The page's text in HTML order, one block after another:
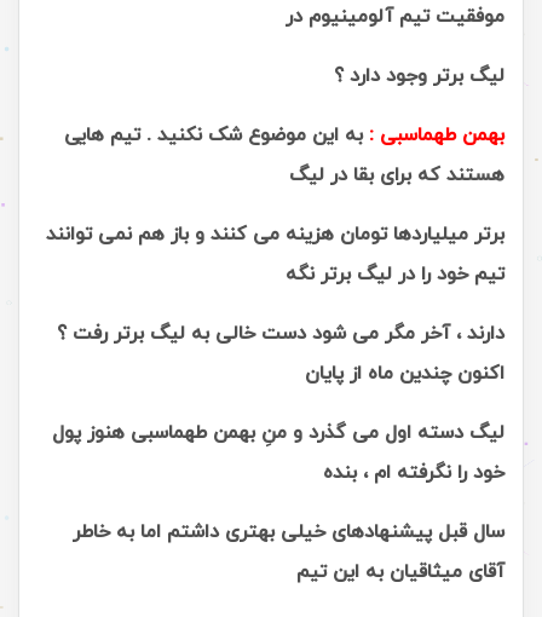
موفقیت تیم آلومینیوم در
لیگ برتر وجود دارد ؟
بهمن طهماسبی :به این موضوع شک نکنید . تیم هایی
هستند که برای بقا در لیگ
برتر میلیاردها تومان هزینه می کنند و باز هم نمی توانند
تیم خود را در لیگ برتر نگه
دارند ، آخر مگر می شود دست خالی به لیگ برتر رفت ؟
اکنون چندین ماه از پایان
لیگ دسته اول می گذرد و منِ بهمن طهماسبی هنوز پول
خود را نگرفته ام ، بنده
سال قبل پیشنهادهای خیلی بهتری داشتم اما به خاطر
آقای میثاقیان به این تیم